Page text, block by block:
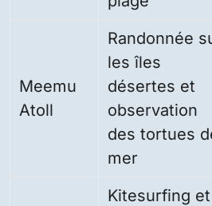
Meemu
Atoll
Randonnée
les îles
désertes et
observation
des tortues
mer
Kitesurfing et